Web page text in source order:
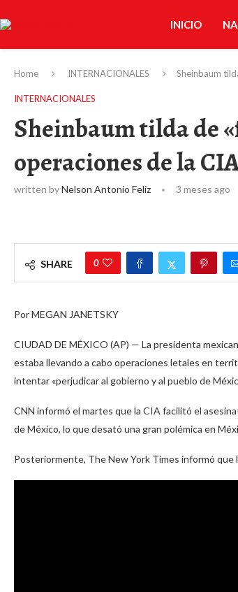
INICIO
Home INTERNACIONALES Sheinbaum
INTERNACIONALES
Sheinbaum tilda de
operaciones de la
written byNelson Antonio Feliz 3 meses ago
SHARE 0
Por MEGAN JANETSKY
CIUDAD DE MÉXICO (AP) — La presidenta
estaba llevando a cabo operaciones letales en
intentar «perjudicar al gobierno y al pueblo de
CNN informó el martes que la CIA facilitó el
de México, lo que desató una gran polémica en
Posteriormente, The New York Times informó que